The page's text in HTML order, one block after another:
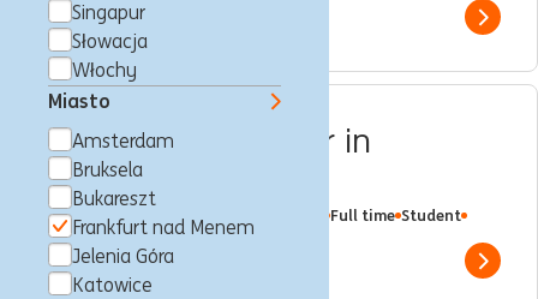
Singapur
Słowacja
Włochy
Miasto
Amsterdam
Bruksela
Bukareszt
Frankfurt nad Menem
Jelenia Góra
Katowice
Show
Tag der offenen Tür in
Frankfurt
Frankfurt nad Menem, Niemcy Full time Student
ING Bank
Show